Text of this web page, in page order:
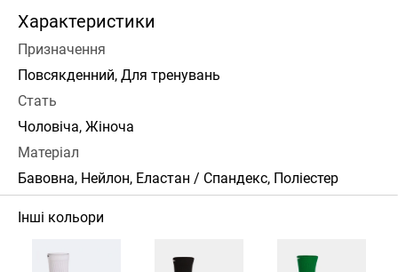
Характеристики
Призначення
Повсякденний, Для тренувань
Стать
Чоловіча, Жіноча
Матеріал
Бавовна, Нейлон, Еластан / Спандекс, Поліестер
Інші кольори